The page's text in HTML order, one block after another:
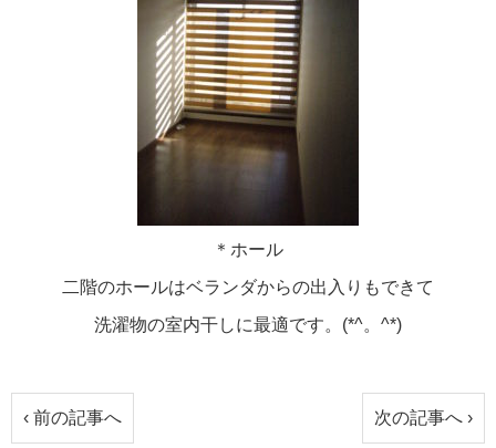
＊ホール
二階のホールはベランダからの出入りもできて
洗濯物の室内干しに最適です。(*^。^*)
‹ 前の記事へ 次の記事へ ›